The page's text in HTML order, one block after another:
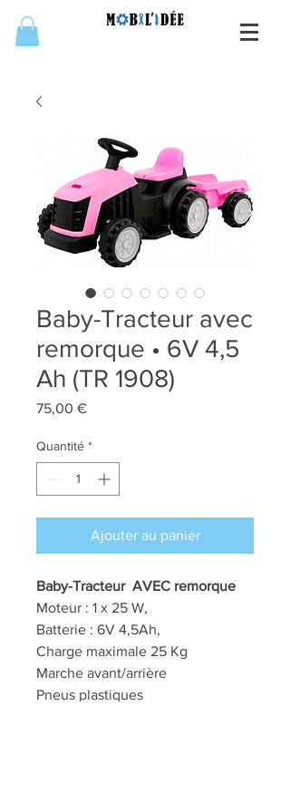
Baby-Tracteur avec
remorque • 6V 4,5
Ah (TR 1908)
75,00 €Prix
Quantité *
Ajouter au panier
Baby-Tracteur AVEC remorque
Moteur : 1 x 25 W,
Batterie : 6V 4,5Ah,
Charge maximale 25 Kg
Marche avant/arrière
Pneus plastiques